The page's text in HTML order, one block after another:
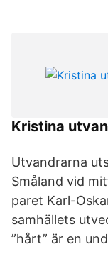
Kristina
Utvandrarna
Småland vid
paret Karl-
samhällets
”hårt” är en